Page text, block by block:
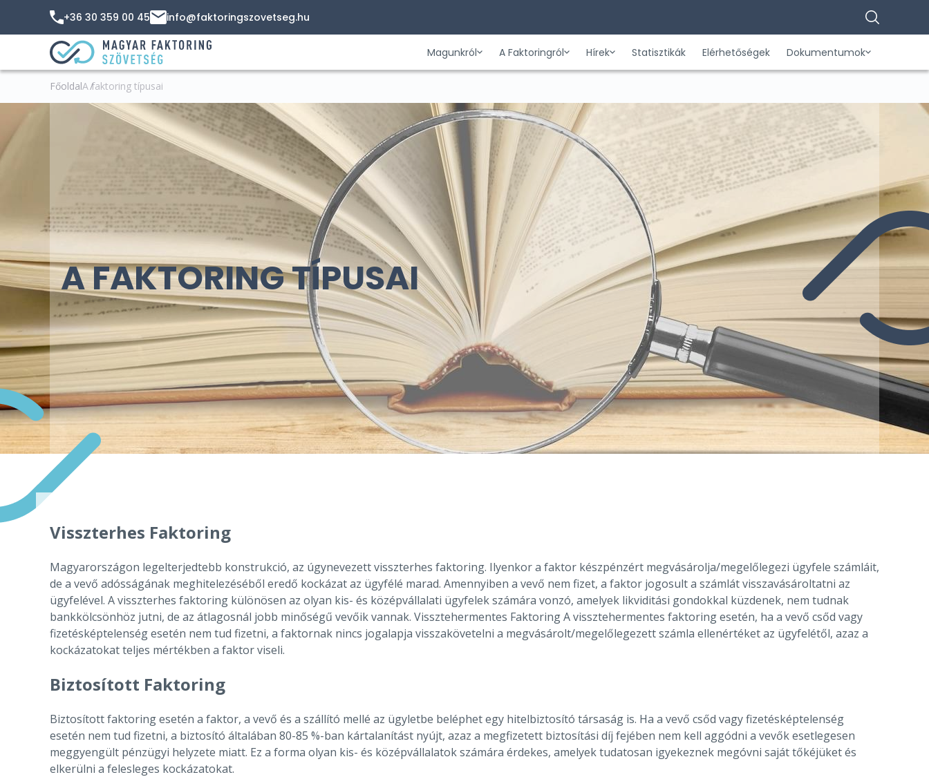
+36 30 359 00 45 info@faktoringszovetseg.hu
Magunkról A Faktoringról Hírek Statisztikák Elérhetőségek Dokumentumok
FőoldalA faktoring típusai
A FAKTORING TÍPUSAI
Visszterhes Faktoring
Magyarországon legelterjedtebb konstrukció, az úgynevezett visszterhes faktoring. Ilyenkor a faktor készpénzért megvásárolja/megelőlegezi ügyfele számláit,
de a vevő adósságának meghitelezéséből eredő kockázat az ügyfélé marad. Amennyiben a vevő nem fizet, a faktor jogosult a számlát visszavásároltatni az
ügyfelével. A visszterhes faktoring különösen az olyan kis- és középvállalati ügyfelek számára vonzó, amelyek likviditási gondokkal küzdenek, nem tudnak
bankkölcsönhöz jutni, de az átlagosnál jobb minőségű vevőik vannak. Vissztehermentes Faktoring A vissztehermentes faktoring esetén, ha a vevő csőd vagy
fizetésképtelenség esetén nem tud fizetni, a faktornak nincs jogalapja visszakövetelni a megvásárolt/megelőlegezett számla ellenértéket az ügyfelétől, azaz a
kockázatokat teljes mértékben a faktor viseli.
Biztosított Faktoring
Biztosított faktoring esetén a faktor, a vevő és a szállító mellé az ügyletbe beléphet egy hitelbiztosító társaság is. Ha a vevő csőd vagy fizetésképtelenség
esetén nem tud fizetni, a biztosító általában 80-85 %-ban kártalanítást nyújt, azaz a megfizetett biztosítási díj fejében nem kell aggódni a vevők esetlegesen
meggyengült pénzügyi helyzete miatt. Ez a forma olyan kis- és középvállalatok számára érdekes, amelyek tudatosan igyekeznek megóvni saját tőkéjüket és
elkerülni a felesleges kockázatokat.